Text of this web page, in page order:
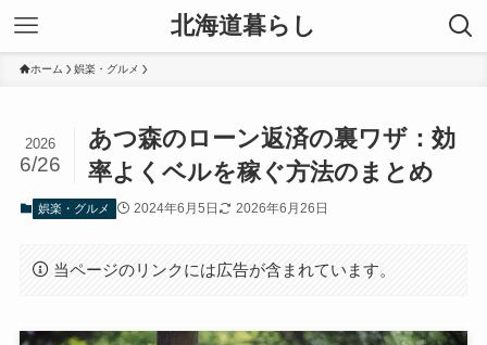
北海道暮らし
ホーム 娯楽・グルメ
あつ森のローン返済の裏ワザ：効
率よくベルを稼ぐ方法のまとめ
2026
6/26
娯楽・グルメ 2024年6月5日 2026年6月26日
当ページのリンクには広告が含まれています。